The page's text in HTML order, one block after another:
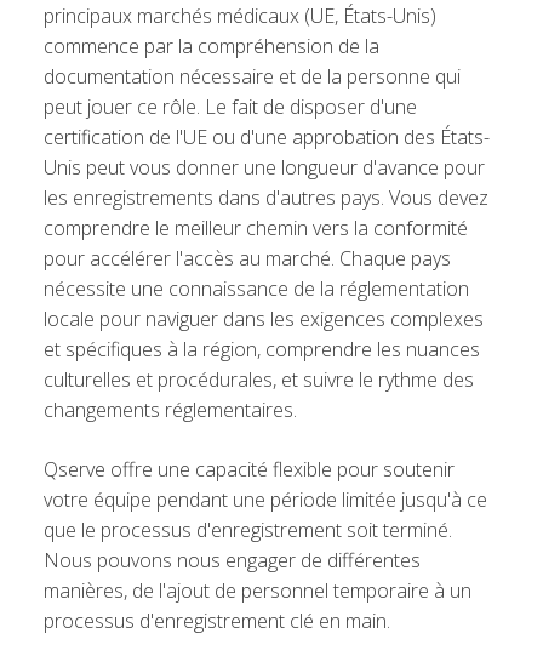
principaux marchés médicaux (UE, États-Unis)
commence par la compréhension de la
documentation nécessaire et de la personne qui
peut jouer ce rôle. Le fait de disposer d'une
certification de l'UE ou d'une approbation des États-
Unis peut vous donner une longueur d'avance pour
les enregistrements dans d'autres pays. Vous devez
comprendre le meilleur chemin vers la conformité
pour accélérer l'accès au marché. Chaque pays
nécessite une connaissance de la réglementation
locale pour naviguer dans les exigences complexes
et spécifiques à la région, comprendre les nuances
culturelles et procédurales, et suivre le rythme des
changements réglementaires.
Qserve offre une capacité flexible pour soutenir
votre équipe pendant une période limitée jusqu'à ce
que le processus d'enregistrement soit terminé.
Nous pouvons nous engager de différentes
manières, de l'ajout de personnel temporaire à un
processus d'enregistrement clé en main.